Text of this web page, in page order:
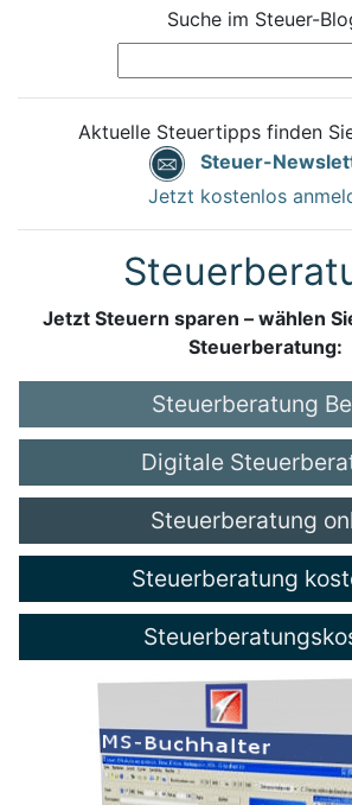
Suche im Steuer-
Aktuelle Steuertipps finden
Steuer-
Jetzt kostenlos
Jetzt Steuern sparen – wählen
Steuerberatung:
Steuerberatung
Digitale
Steuerberatung
Steuerberatung